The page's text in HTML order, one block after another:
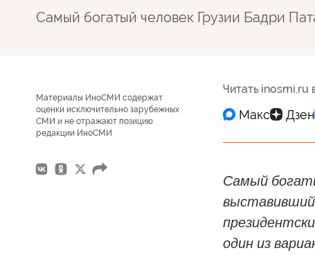
Самый богатый человек Грузии Бадри
Материалы ИноСМИ содержат
оценки исключительно зарубежных
СМИ и не отражают позицию
редакции ИноСМИ
Читать inosmi.ru
Самый
выставивший
один из